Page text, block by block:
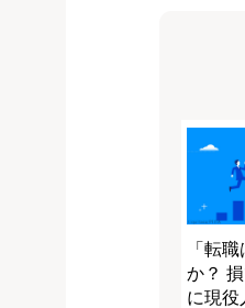
「転
か？ 損
に現役